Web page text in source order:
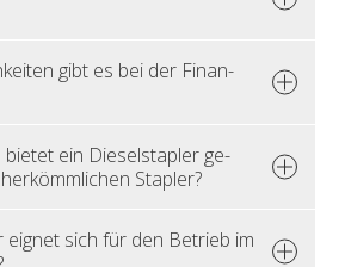
gibt es bei der Fi­nan­
bie­tet ein Die­sel­stap­ler ge­
Stap­ler?
eig­net sich für den Be­trieb im